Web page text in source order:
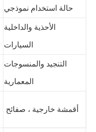
حالة استخدام نموذجي
الأحذية والداخلية
السيارات
التنجيد والمنسوجات
المعمارية
أقمشة خارجية ، صفائح